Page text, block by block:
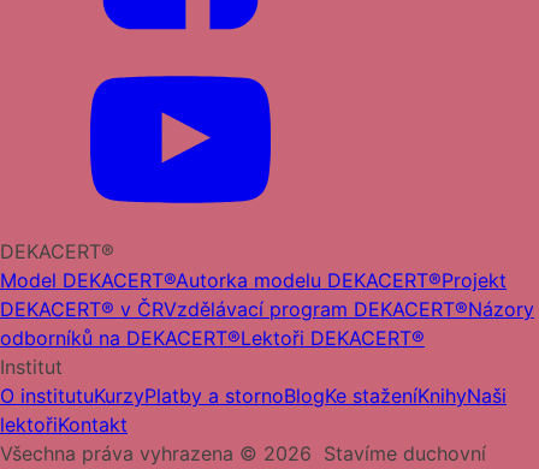
DEKACERT®
Model DEKACERT®Autorka modelu DEKACERT®Projekt
DEKACERT® v ČRVzdělávací program DEKACERT®Názory
odborníků na DEKACERT®Lektoři DEKACERT®
Institut
O institutuKurzyPlatby a stornoBlogKe staženíKnihyNaši
lektořiKontakt
Všechna práva vyhrazena © 2026 Stavíme duchovní